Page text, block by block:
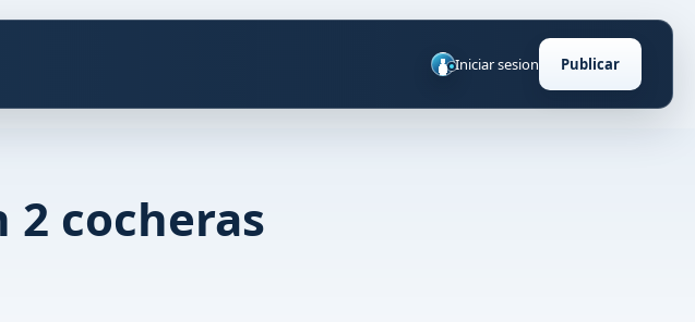
Iniciar sesion Publicar
cocheras